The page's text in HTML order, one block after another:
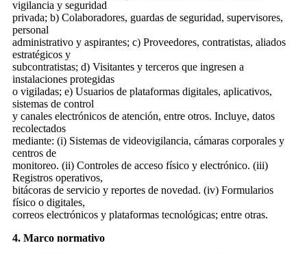
vigilancia y seguridad
privada; b) Colaboradores, guardas de seguridad, supervisores,
personal
administrativo y aspirantes; c) Proveedores, contratistas, aliados
estratégicos y
subcontratistas; d) Visitantes y terceros que ingresen a
instalaciones protegidas
o vigiladas; e) Usuarios de plataformas digitales, aplicativos,
sistemas de control
y canales electrónicos de atención, entre otros. Incluye, datos
recolectados
mediante: (i) Sistemas de videovigilancia, cámaras corporales y
centros de
monitoreo. (ii) Controles de acceso físico y electrónico. (iii)
Registros operativos,
bitácoras de servicio y reportes de novedad. (iv) Formularios
físico o digitales,
correos electrónicos y plataformas tecnológicas; entre otras.
4. Marco normativo